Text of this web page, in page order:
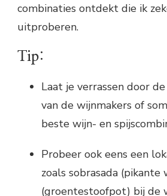
combinaties ontdekt die ik
uitproberen.
Tip:
Laat je verrassen door
van de wijnmakers of
beste wijn- en
Probeer ook eens een
zoals sobrasada
(groentestoofpot) bij de